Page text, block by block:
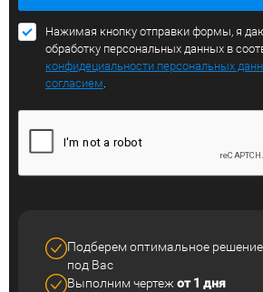
Нажимая кнопку отправки формы, я
обработку персональных данных в
конфидециальности персональных
согласием.
Подберем оптимальное решение
под Вас
Выполним чертежот 1 дня